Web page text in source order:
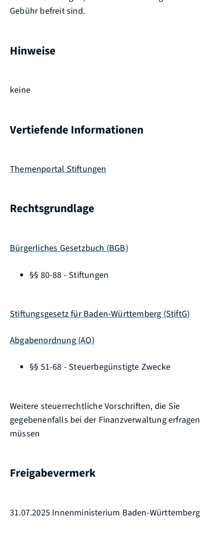
Gebühr befreit sind.
Hinweise
keine
Vertiefende Informationen
Themenportal Stiftungen
Rechtsgrundlage
Bürgerliches Gesetzbuch (BGB)
§§ 80-88 - Stiftungen
Stiftungsgesetz für Baden-Württemberg (StiftG)
Abgabenordnung (AO)
§§ 51-68 - Steuerbegünstigte Zwecke
Weitere steuerrechtliche Vorschriften, die Sie
gegebenenfalls bei der Finanzverwaltung erfragen
müssen
Freigabevermerk
31.07.2025 Innenministerium Baden-Württemberg